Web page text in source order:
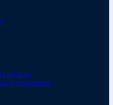
Gateway
Environment